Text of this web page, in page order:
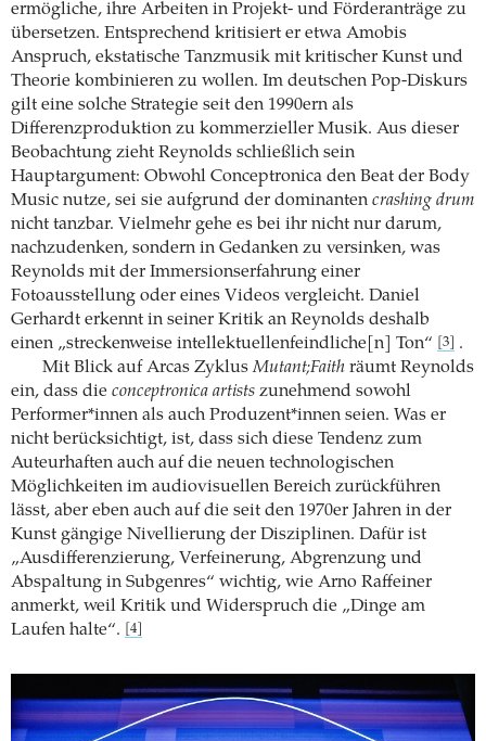
ermögliche, ihre Arbeiten in Projekt- und Förderanträge zu
übersetzen. Entsprechend kritisiert er etwa Amobis
Anspruch, ekstatische Tanzmusik mit kritischer Kunst und
Theorie kombinieren zu wollen. Im deutschen Pop-Diskurs
gilt eine solche Strategie seit den 1990ern als
Differenzproduktion zu kommerzieller Musik. Aus dieser
Beobachtung zieht Reynolds schließlich sein
Hauptargument: Obwohl Conceptronica den Beat der Body
Music nutze, sei sie aufgrund der dominanten crashing drum
nicht tanzbar. Vielmehr gehe es bei ihr nicht nur darum,
nachzudenken, sondern in Gedanken zu versinken, was
Reynolds mit der Immersionserfahrung einer
Fotoausstellung oder eines Videos vergleicht. Daniel
Gerhardt erkennt in seiner Kritik an Reynolds deshalb
einen „streckenweise intellektuellenfeindliche[n] Ton“
[3]
.
Mit Blick auf Arcas ZyklusMutant;Faithräumt Reynolds
ein, dass die conceptronica artists zunehmend sowohl
Performer*innen als auch Produzent*innen seien. Was er
nicht berücksichtigt, ist, dass sich diese Tendenz zum
Auteurhaften auch auf die neuen technologischen
Möglichkeiten im audiovisuellen Bereich zurückführen
lässt, aber eben auch auf die seit den 1970er Jahren in der
Kunst gängige Nivellierung der Disziplinen. Dafür ist
„Ausdifferenzierung, Verfeinerung, Abgrenzung und
Abspaltung in Subgenres“ wichtig, wie Arno Raffeiner
anmerkt, weil Kritik und Widerspruch die „Dinge am
Laufen halte“.
[4]